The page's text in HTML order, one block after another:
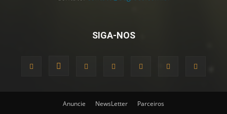
SIGA-NOS
Anuncie NewsLetter Parceiros